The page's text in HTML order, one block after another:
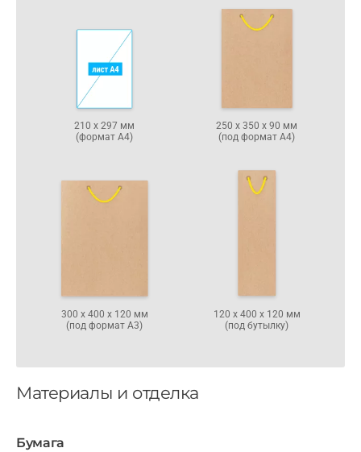
210 х 297 мм
(формат А4)
250 х 350 х 90 мм
(под формат А4)
300 х 400 х 120 мм
(под формат А3)
120 х 400 х 120 мм
(под бутылку)
Материалы и отделка
Бумага